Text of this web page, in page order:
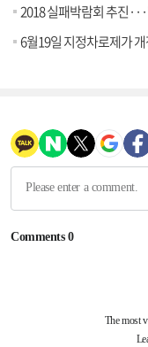
2018 실패박람회 추진
6월19일 지정차로제가